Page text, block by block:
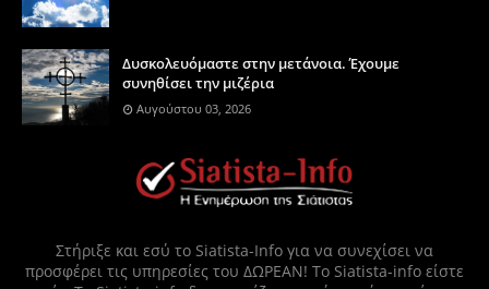
Δυσκολευόμαστε στην μετάνοια. Έχουμε
συνηθίσει την μιζέρια
Αυγούστου 03, 2026
Στήριξε και εσύ το Siatista-Info για να συνεχίσει να
προσφέρει τις υπηρεσίες του ΔΩΡΕΑΝ! Το Siatista-info είστε